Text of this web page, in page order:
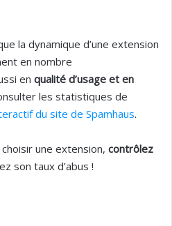
la dynamique d’une extension
en nombre
en qualité d’usage et en
les statistiques de
du site de Spamhaus.
une extension, contrôlez
son taux d’abus !